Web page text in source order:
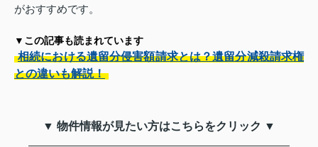
がおすすめです。
▼この記事も読まれています
相続における遺留分侵害額請求とは？遺留分減殺請求権
との違いも解説！
▼ 物件情報が見たい方はこちらをクリック ▼